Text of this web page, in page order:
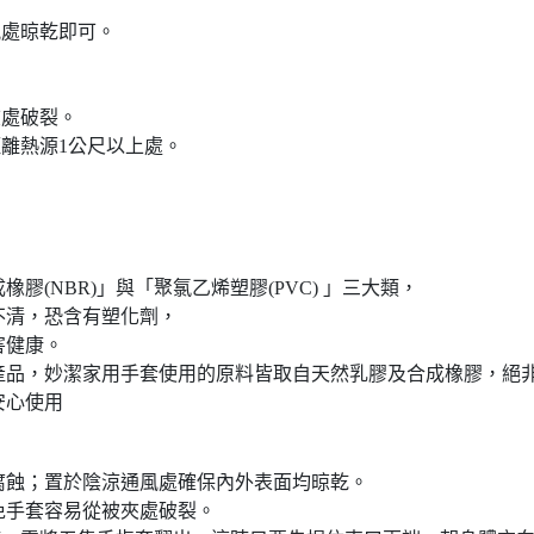
晾乾即可。
破裂。
熱源1公尺以上處。
膠(NBR)」與「聚氯乙烯塑膠(PVC) 」三大類，
，恐含有塑化劑，
康。
，妙潔家用手套使用的原料皆取自天然乳膠及合成橡膠，絕
使用
；置於陰涼通風處確保內外表面均晾乾。
套容易從被夾處破裂。